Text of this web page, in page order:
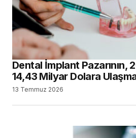
Dental İmplant Pazarının,
14,43 Milyar Dolara
13 Temmuz 2026